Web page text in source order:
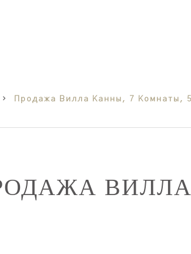
Продажа Вилла Канны, 7 Комнаты,